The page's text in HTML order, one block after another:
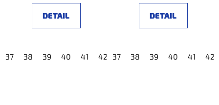
DETAIL
37 38 39 40 41 42 43 44 45 46 47
DETAIL
37 38 39 40 41 42